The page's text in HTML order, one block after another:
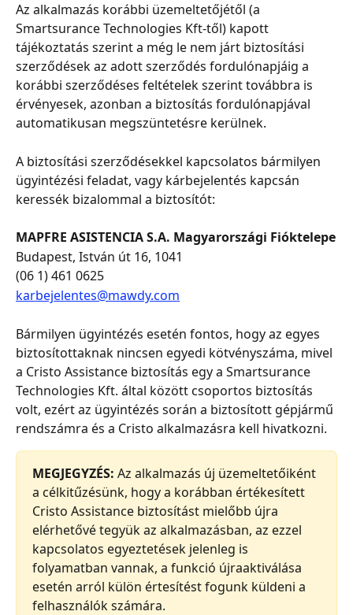
Az alkalmazás korábbi üzemeltetőjétől (a
Smartsurance Technologies Kft-től) kapott
tájékoztatás szerint a még le nem járt biztosítási
szerződések az adott szerződés fordulónapjáig a
korábbi szerződéses feltételek szerint továbbra is
érvényesek, azonban a biztosítás fordulónapjával
automatikusan megszüntetésre kerülnek.
A biztosítási szerződésekkel kapcsolatos bármilyen
ügyintézési feladat, vagy kárbejelentés kapcsán
keressék bizalommal a biztosítót:
MAPFRE ASISTENCIA S.A. Magyarországi Fióktelepe
Budapest, István út 16, 1041
(06 1) 461 0625
karbejelentes@mawdy.com
Bármilyen ügyintézés esetén fontos, hogy az egyes
biztosítottaknak nincsen egyedi kötvényszáma, mivel
a Cristo Assistance biztosítás egy a Smartsurance
Technologies Kft. által között csoportos biztosítás
volt, ezért az ügyintézés során a biztosított gépjármű
rendszámra és a Cristo alkalmazásra kell hivatkozni.
MEGJEGYZÉS: Az alkalmazás új üzemeltetőiként
a célkitűzésünk, hogy a korábban értékesített
Cristo Assistance biztosítást mielőbb újra
elérhetővé tegyük az alkalmazásban, az ezzel
kapcsolatos egyeztetések jelenleg is
folyamatban vannak, a funkció újraaktiválása
esetén arról külön értesítést fogunk küldeni a
felhasználók számára.